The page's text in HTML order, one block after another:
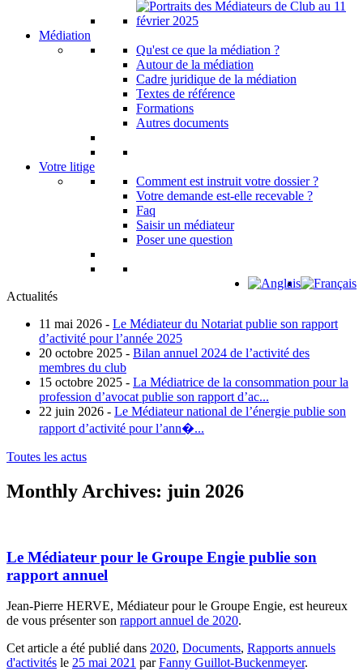
Médiation
Qu'est ce que la médiation ?
Autour de la médiation
Cadre juridique de la médiation
Textes de référence
Formations
Autres documents
Votre litige
Comment est instruit votre dossier ?
Votre demande est-elle recevable ?
Faq
Saisir un médiateur
Poser une question
Actualités
11 mai 2026 - Le Médiateur du Notariat publie son rapport
d’activité pour l’année 2025
20 octobre 2025 - Bilan annuel 2024 de l’activité des
membres du club
15 octobre 2025 - La Médiatrice de la consommation pour la
profession d’avocat publie son rapport d’ac...
22 juin 2026 - Le Médiateur national de l’énergie publie son
rapport d’activité pour l’ann�...
Toutes les actus
Monthly Archives: juin 2026
Le Médiateur pour le Groupe Engie publie son
rapport annuel
Jean-Pierre HERVE, Médiateur pour le Groupe Engie, est heureux
de vous présenter son rapport annuel de 2020.
Cet article a été publié dans 2020, Documents, Rapports annuels
d'activités le 25 mai 2021 parFanny Guillot-Buckenmeyer.